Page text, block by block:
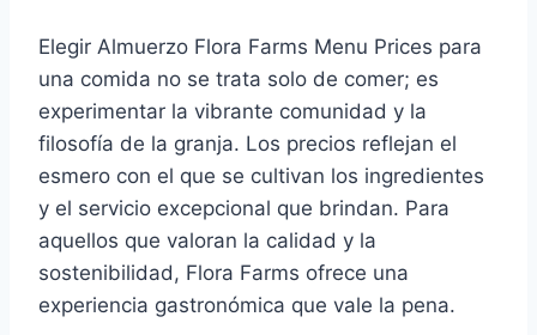
Elegir Almuerzo Flora Farms Menu Prices para
una comida no se trata solo de comer; es
experimentar la vibrante comunidad y la
filosofía de la granja. Los precios reflejan el
esmero con el que se cultivan los ingredientes
y el servicio excepcional que brindan. Para
aquellos que valoran la calidad y la
sostenibilidad, Flora Farms ofrece una
experiencia gastronómica que vale la pena.